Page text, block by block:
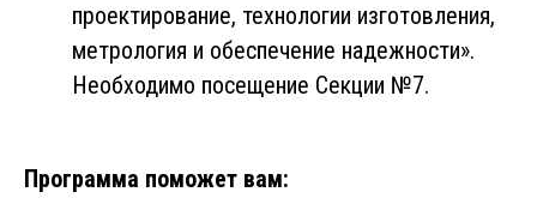
проектирование, технологии изготовления,
метрология и обеспечение надежности».
Необходимо посещение Секции №7.
Программа поможет вам: